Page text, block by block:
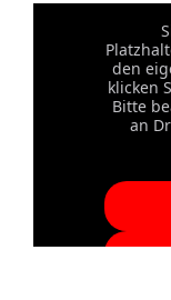
den
klicken
Bitte
an